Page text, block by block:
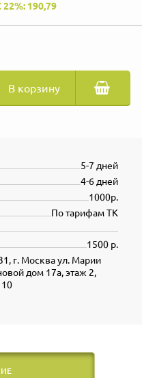
190,79
В корзину
5-7 дней
4-6 дней
1000р.
По тарифам ТК
1500 р.
г. Москва ул. Марии
дом 17а, этаж 2,